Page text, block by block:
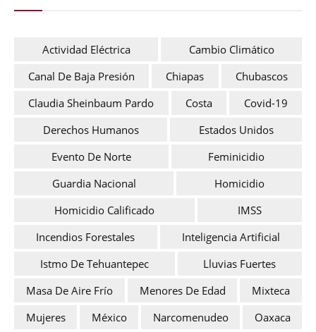
Actividad Eléctrica
Cambio Climático
Canal De Baja Presión
Chiapas
Chubascos
Claudia Sheinbaum Pardo
Costa
Covid-19
Derechos Humanos
Estados Unidos
Evento De Norte
Feminicidio
Guardia Nacional
Homicidio
Homicidio Calificado
IMSS
Incendios Forestales
Inteligencia Artificial
Istmo De Tehuantepec
Lluvias Fuertes
Masa De Aire Frío
Menores De Edad
Mixteca
Mujeres
México Narcomenudeo
Oaxaca